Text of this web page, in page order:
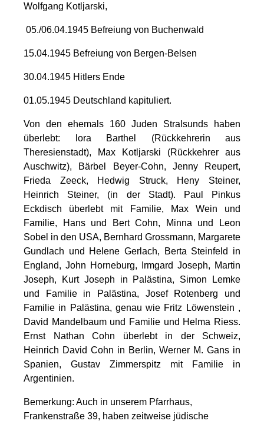
Wolfgang Kotljarski,
05./06.04.1945 Befreiung von Buchenwald
15.04.1945 Befreiung von Bergen-Belsen
30.04.1945 Hitlers Ende
01.05.1945 Deutschland kapituliert.
Von den ehemals 160 Juden Stralsunds haben
überlebt: lora Barthel (Rückkehrerin aus
Theresienstadt), Max Kotljarski (Rückkehrer aus
Auschwitz), Bärbel Beyer-Cohn, Jenny Reupert,
Frieda Zeeck, Hedwig Struck, Heny Steiner,
Heinrich Steiner, (in der Stadt). Paul Pinkus
Eckdisch überlebt mit Familie, Max Wein und
Familie, Hans und Bert Cohn, Minna und Leon
Sobel in den USA, Bernhard Grossmann, Margarete
Gundlach und Helene Gerlach, Berta Steinfeld in
England, John Horneburg, Irmgard Joseph, Martin
Joseph, Kurt Joseph in Palästina, Simon Lemke
und Familie in Palästina, Josef Rotenberg und
Familie in Palästina, genau wie Fritz Löwenstein ,
David Mandelbaum und Familie und Helma Riess.
Ernst Nathan Cohn überlebt in der Schweiz,
Heinrich David Cohn in Berlin, Werner M. Gans in
Spanien, Gustav Zimmerspitz mit Familie in
Argentinien.
Bemerkung: Auch in unserem Pfarrhaus,
Frankenstraße 39, haben zeitweise jüdische